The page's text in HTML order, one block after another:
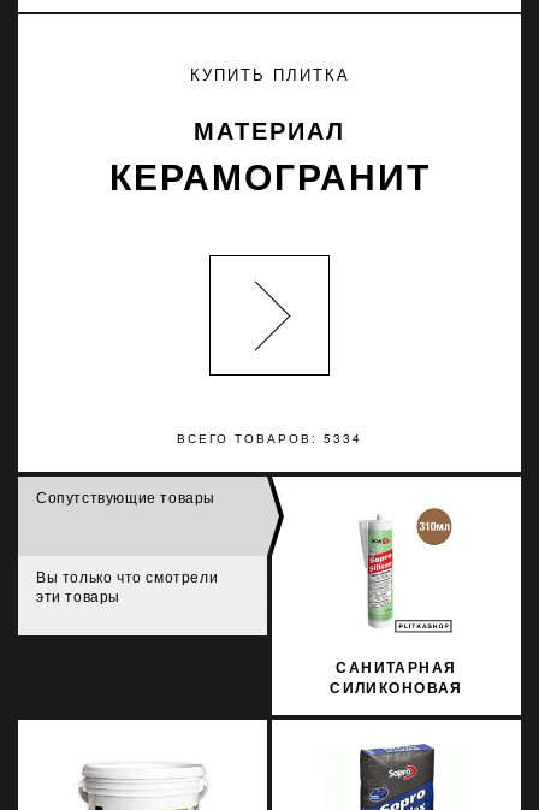
ВСЕГО ТОВАРОВ: 5334
КУПИТЬ ПЛИТКА
МАТЕРИАЛ
КЕРАМОГРАНИТ
Сопутствующие товары
Вы только что смотрели
эти товары
САНИТАРНАЯ
СИЛИКОНОВАЯ